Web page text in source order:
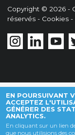
EN POURSUIVANT
ACCEPTEZ
GÉNÉRER DES
ANALYTICS.
En cliquant sur un lien
que nous utilisions des
Copyright © 2026 -
réservés - Cookies -